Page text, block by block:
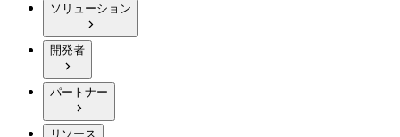
ソリューション
開発者
パートナー
リソース